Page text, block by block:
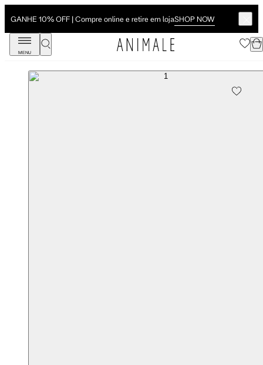
GANHE 10% OFF | Compre online e retire em lojaSHOP NOW
MENU